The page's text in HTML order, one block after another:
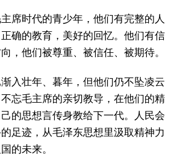
席时代的青少年，他们有完整的人
确的教育，美好的回忆。他们有信
，他们被尊重、被信任、被期待。
入壮年、暮年，但他们仍不坠凌云
忘毛主席的亲切教导，在他们的精
的思想言传身教给下一代。人民会
足迹，从毛泽东思想里汲取精神力
的未来。